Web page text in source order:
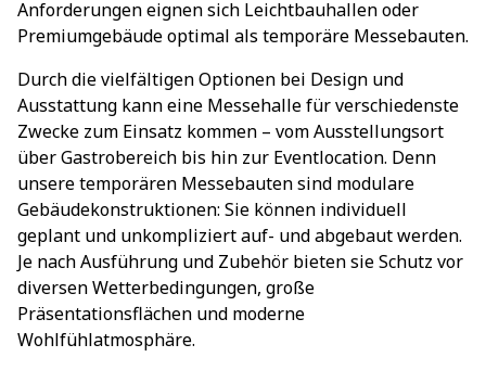
Anforderungen eignen sich Leichtbauhallen oder
Premiumgebäude optimal als temporäre Messebauten.
Durch die vielfältigen Optionen bei Design und
Ausstattung kann eine Messehalle für verschiedenste
Zwecke zum Einsatz kommen – vom Ausstellungsort
über Gastrobereich bis hin zur Eventlocation. Denn
unsere temporären Messebauten sind modulare
Gebäudekonstruktionen: Sie können individuell
geplant und unkompliziert auf- und abgebaut werden.
Je nach Ausführung und Zubehör bieten sie Schutz vor
diversen Wetterbedingungen, große
Präsentationsflächen und moderne
Wohlfühlatmosphäre.